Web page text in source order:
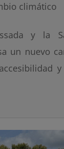
climático
y la
un nuevo